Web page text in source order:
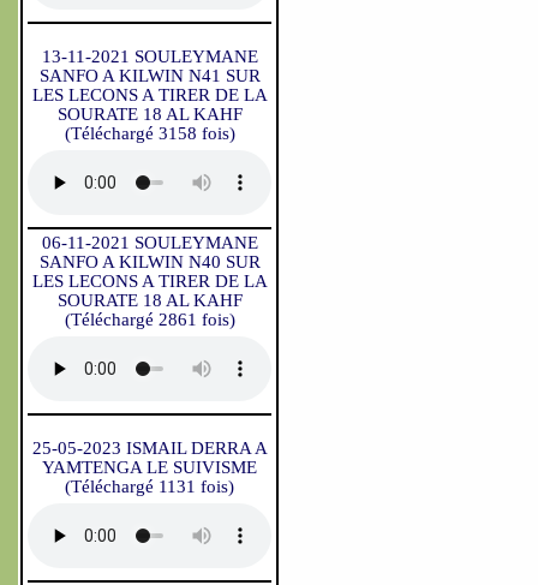
13-11-2021 SOULEYMANE
SANFO A KILWIN N41 SUR
LES LECONS A TIRER DE LA
SOURATE 18 AL KAHF
(Téléchargé 3158 fois)
06-11-2021 SOULEYMANE
SANFO A KILWIN N40 SUR
LES LECONS A TIRER DE LA
SOURATE 18 AL KAHF
(Téléchargé 2861 fois)
25-05-2023 ISMAIL DERRA A
YAMTENGA LE SUIVISME
(Téléchargé 1131 fois)